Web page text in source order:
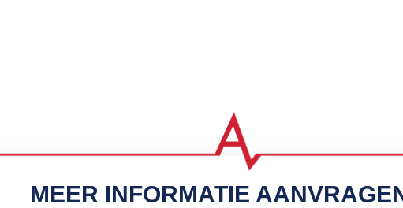
MEER INFORMATIE